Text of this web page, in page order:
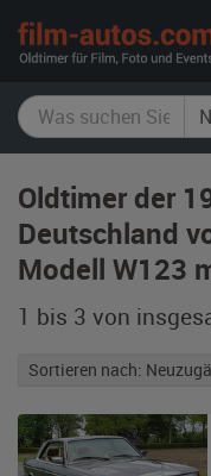
Oldtimer der
Deutschland
Modell W123
1 bis 3 von
Sortieren nach: